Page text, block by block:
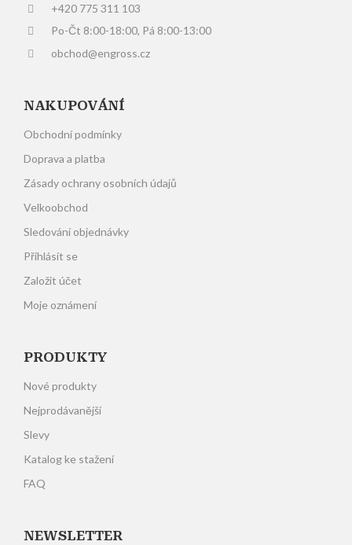
+420 775 311 103
Po-Čt 8:00-18:00, Pá 8:00-13:00
obchod@engross.cz
NAKUPOVÁNÍ
Obchodní podmínky
Doprava a platba
Zásady ochrany osobních údajů
Velkoobchod
Sledování objednávky
Přihlásit se
Založit účet
Moje oznámení
PRODUKTY
Nové produkty
Nejprodávanější
Slevy
Katalog ke stažení
FAQ
NEWSLETTER